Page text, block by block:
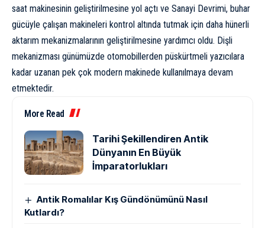
saat makinesinin geliştirilmesine yol açtı ve Sanayi Devrimi, buhar
gücüyle çalışan makineleri kontrol altında tutmak için daha hünerli
aktarım mekanizmalarının geliştirilmesine yardımcı oldu. Dişli
mekanizması günümüzde otomobillerden püskürtmeli yazıcılara
kadar uzanan pek çok modern makinede kullanılmaya devam
etmektedir.
More Read
Tarihi Şekillendiren Antik
Dünyanın En Büyük
İmparatorlukları
Antik Romalılar Kış Gündönümünü Nasıl
Kutlardı?